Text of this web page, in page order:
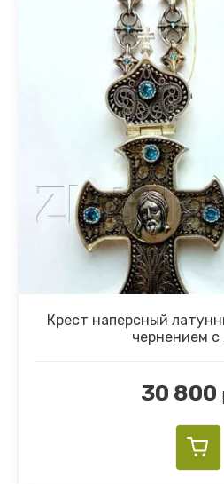
Крест наперсный
чернением с
30 800